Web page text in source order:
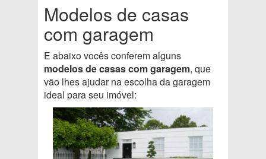
Modelos de casas
com garagem
E abaixo vocês conferem alguns
modelos de casas com garagem, que
vão lhes ajudar na escolha da garagem
ideal para seu imóvel: